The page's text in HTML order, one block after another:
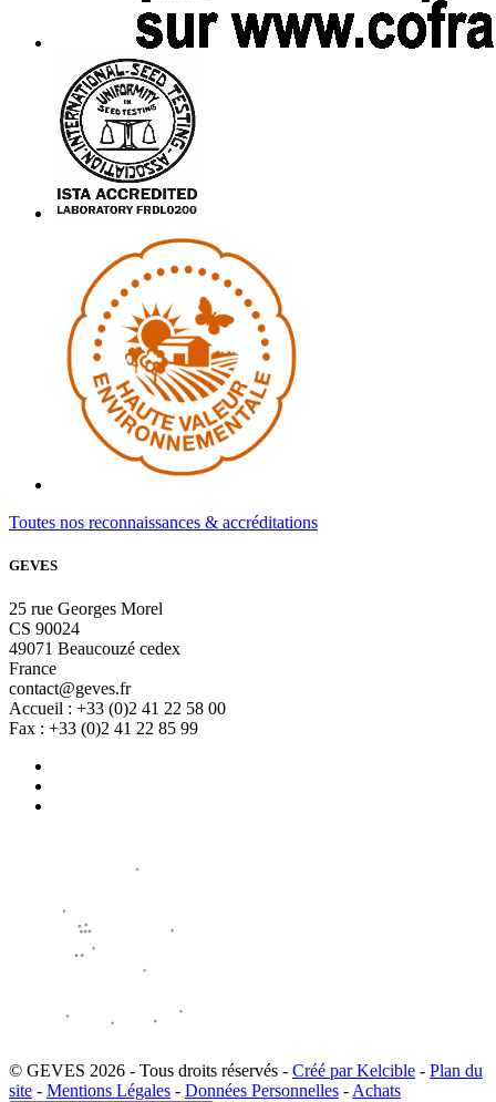
Toutes nos reconnaissances & accréditations
GEVES
25 rue Georges Morel
CS 90024
49071 Beaucouzé cedex
France
contact@geves.fr
Accueil : +33 (0)2 41 22 58 00
Fax : +33 (0)2 41 22 85 99
© GEVES 2026 - Tous droits réservés - Créé par Kelcible - Plan du
site - Mentions Légales - Données Personnelles - Achats